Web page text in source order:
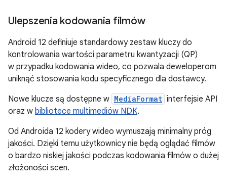
Ulepszenia kodowania filmów
Android 12 definiuje standardowy zestaw kluczy do
kontrolowania wartości parametru kwantyzacji (QP)
w przypadku kodowania wideo, co pozwala deweloperom
uniknąć stosowania kodu specyficznego dla dostawcy.
Nowe klucze są dostępne w MediaFormat interfejsie API
oraz w bibliotece multimediów NDK.
Od Androida 12 kodery wideo wymuszają minimalny próg
jakości. Dzięki temu użytkownicy nie będą oglądać filmów
o bardzo niskiej jakości podczas kodowania filmów o dużej
złożoności scen.